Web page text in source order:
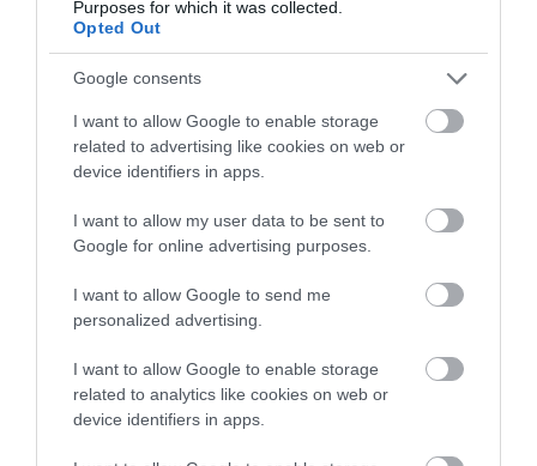
Purposes for which it was collected.
Opted Out
Google consents
I want to allow Google to enable storage
related to advertising like cookies on web or
device identifiers in apps.
I want to allow my user data to be sent to
Google for online advertising purposes.
I want to allow Google to send me
personalized advertising.
I want to allow Google to enable storage
related to analytics like cookies on web or
device identifiers in apps.
Neplānota brīvdiena!
Graudiņa/Samoilova bez
cīņas iekļūst Hamburgas
“Elite 16” pusfinālā
Dairis Bertāns par brāļa
“Kā brālis saprotu, bet kā
direktoram man šķiet, ka
Bedrītis/Rinkevičs nepārvar Hamburgas
“Elite 16” turnīra izslēgšanas spēļu pirmo
UEFA neatceļ draudus boikotēt FIFA
sacensības. Ar atvainošanos nepietika?